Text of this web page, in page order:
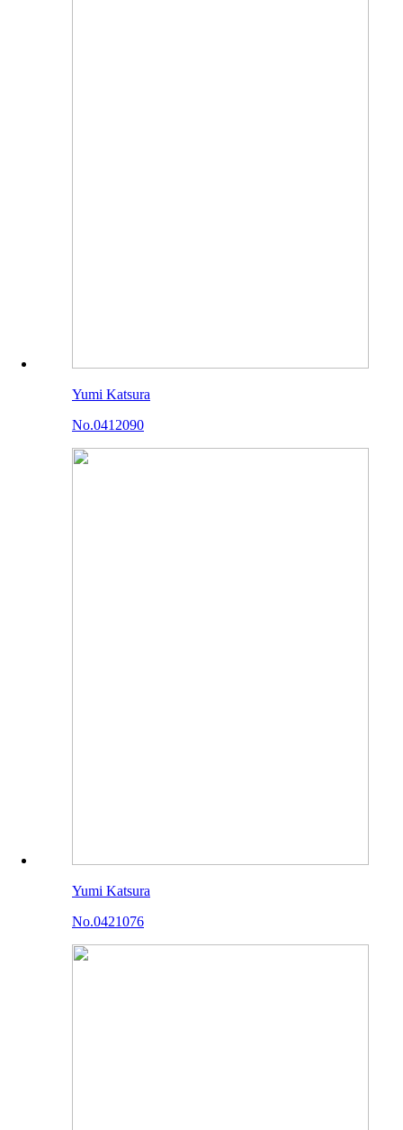
Yumi Katsura
No.0412090
Yumi Katsura
No.0421076